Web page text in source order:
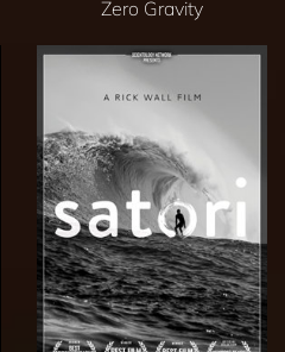
Zero Gravity